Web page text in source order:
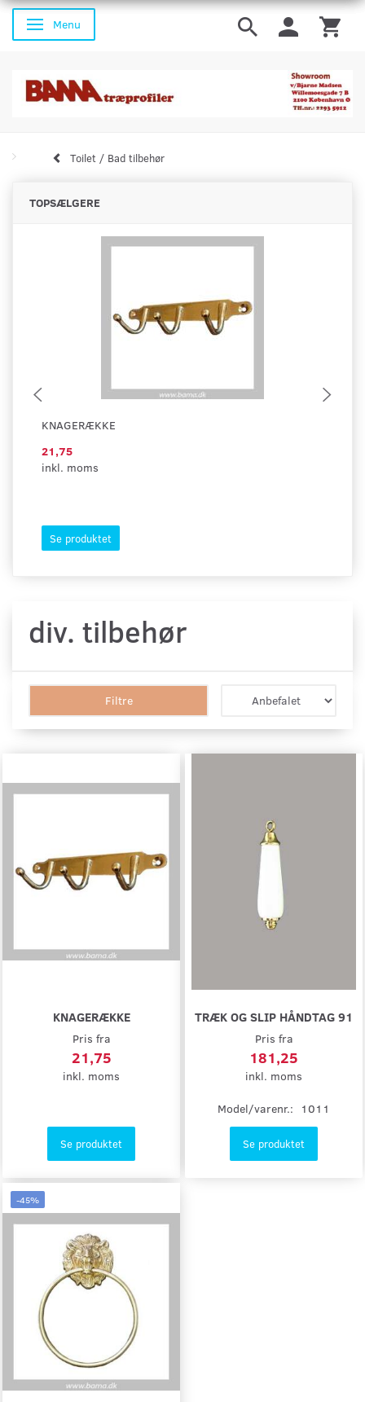
Skifte navigation
Menu
Toilet / Bad tilbehør
TOPSÆLGERE
KNAGERÆKKE
21,75
inkl. moms
Se produktet
div. tilbehør
Filtre
KNAGERÆKKE
Pris fra
21,75
inkl. moms
Se produktet
TRÆK OG SLIP HÅNDTAG 91
Pris fra
181,25
inkl. moms
Model/varenr.: 1011
Se produktet
-45%